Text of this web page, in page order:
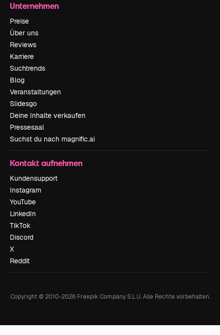
Unternehmen
Preise
Über uns
Reviews
Karriere
Suchtrends
Blog
Veranstaltungen
Slidesgo
Deine Inhalte verkaufen
Pressesaal
Suchst du nach magnific.ai
Kontakt aufnehmen
Kundensupport
Instagram
YouTube
LinkedIn
TikTok
Discord
X
Reddit
Copyright © 2010-2026Freepik Company S.L.U. Alle Rechte vorbehalten.